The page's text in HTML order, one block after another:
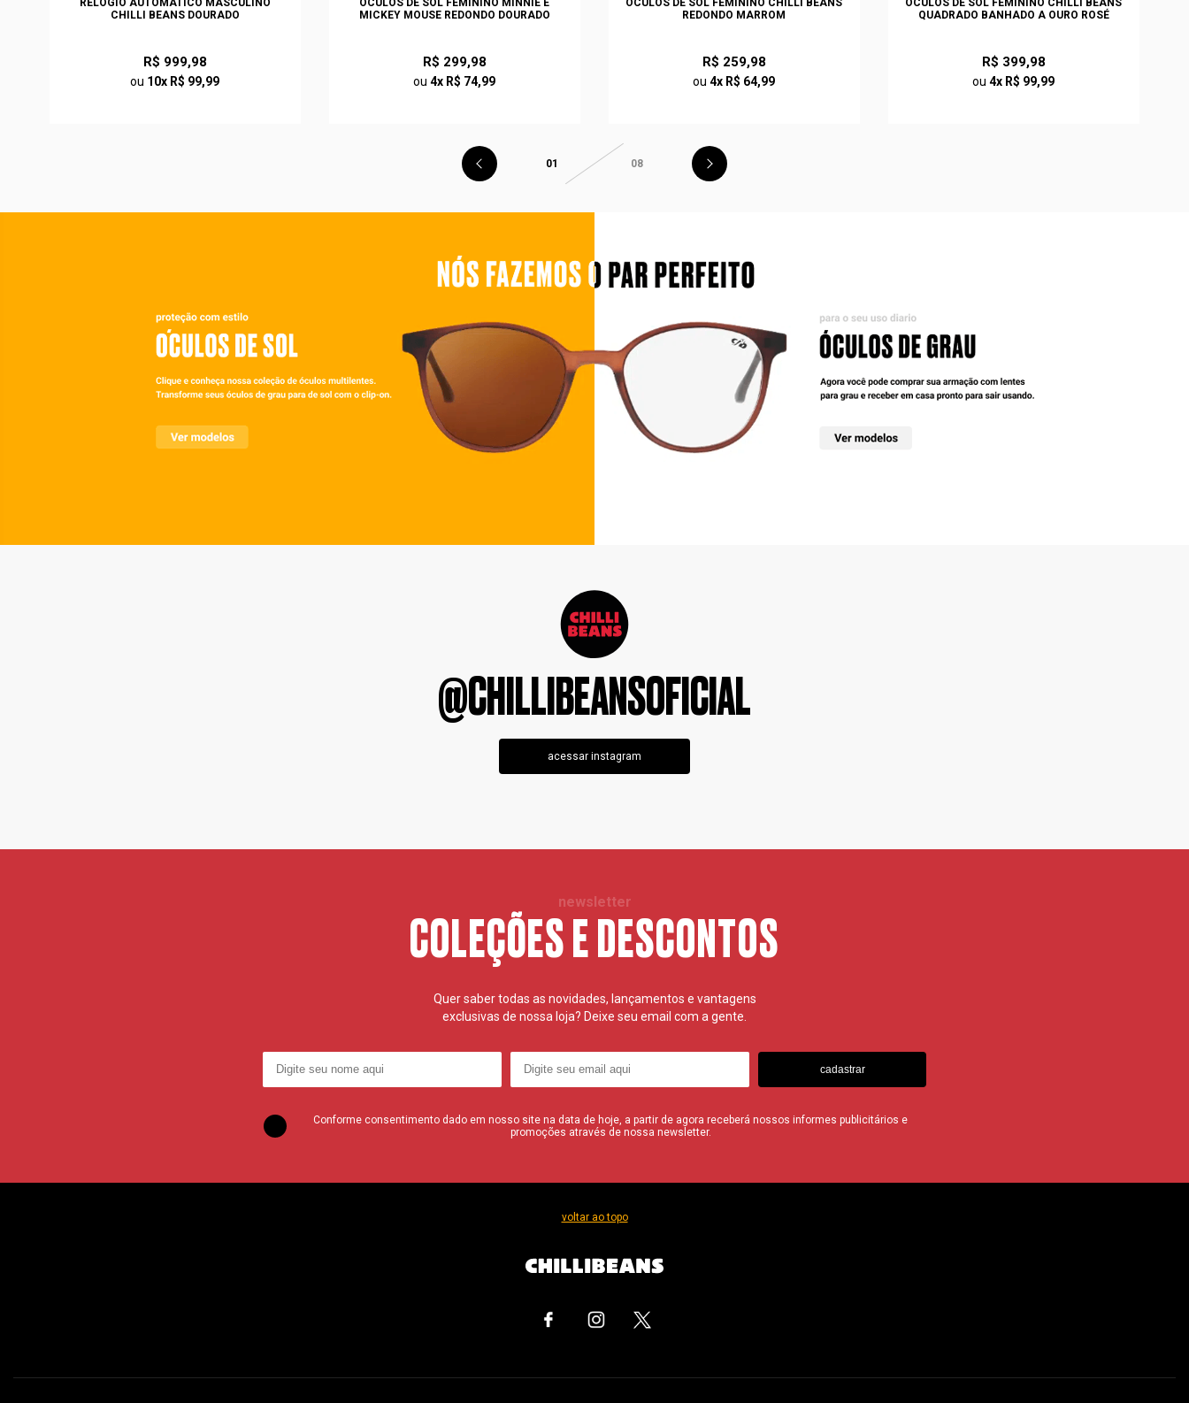
RELÓGIO AUTOMÁTICO MASCULINO
CHILLI BEANS DOURADO
R$ 999,98
ou 10x R$ 99,99
ÓCULOS DE SOL FEMININO MINNIE E
MICKEY MOUSE REDONDO DOURADO
R$ 299,98
ou4x R$ 74,99
ÓCULOS DE SOL FEMININO CHILLI BEANS
REDONDO MARROM
R$ 259,98
ou4x R$ 64,99
ÓCULOS DE SOL FEMININO CHILLI BEANS
QUADRADO BANHADO A OURO ROSÉ
R$ 399,98
ou4x R$ 99,99
01 08
@CHILLIBEANSOFICIAL
acessar instagram
newsletter
COLEÇÕES E DESCONTOS
Quer saber todas as novidades, lançamentos e vantagens
exclusivas de nossa loja? Deixe seu email com a gente.
cadastrar
Conforme consentimento dado em nosso site na data de hoje, a partir de agora receberá nossos informes publicitários e
promoções através de nossa newsletter.
voltar ao topo